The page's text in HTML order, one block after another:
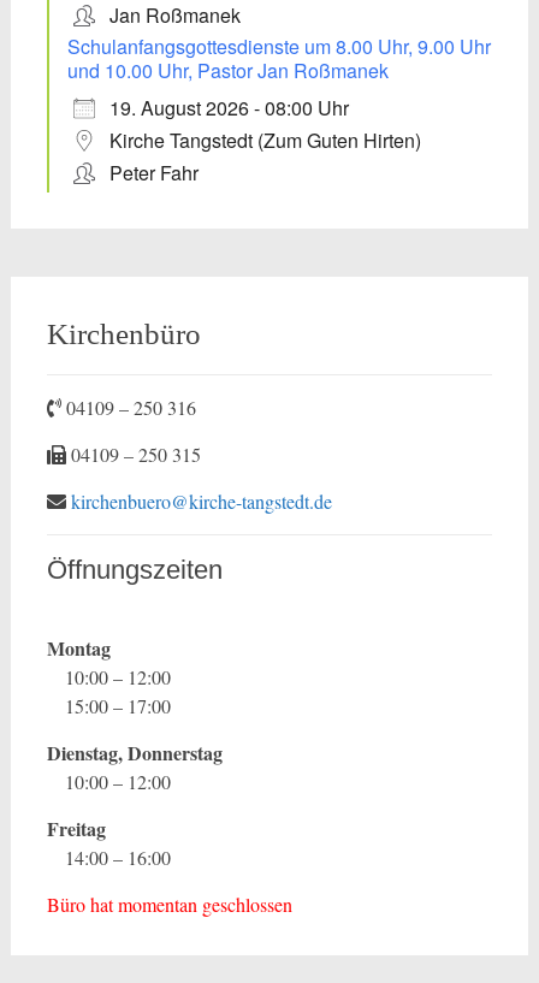
Jan Roßmanek
Schulanfangsgottesdienste um 8.00 Uhr, 9.00 Uhr
und 10.00 Uhr, Pastor Jan Roßmanek
19. August 2026 - 08:00 Uhr
Kirche Tangstedt (Zum Guten Hirten)
Peter Fahr
Kirchenbüro
04109 – 250 316
04109 – 250 315
kirchenbuero@kirche-tangstedt.de
Öffnungszeiten
Montag
10:00 – 12:00
15:00 – 17:00
Dienstag, Donnerstag
10:00 – 12:00
Freitag
14:00 – 16:00
Büro hat momentan geschlossen